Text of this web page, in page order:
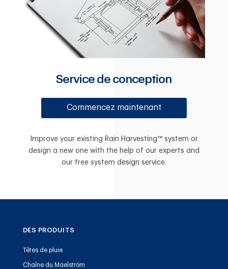
Service de conception
Commencez maintenant
Improve your existing Rain Harvesting™ system or
design a new one with the help of our experts and
our free system design service.
DES PRODUITS
Têtes de pluie
Chaîne du Maelström